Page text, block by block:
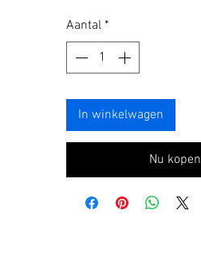
Aantal *
In winkelwagen
Nu kopen